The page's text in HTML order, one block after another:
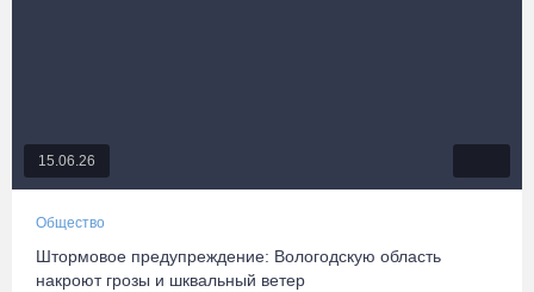
15.06.26
Общество
Штормовое предупреждение: Вологодскую область
накроют грозы и шквальный ветер